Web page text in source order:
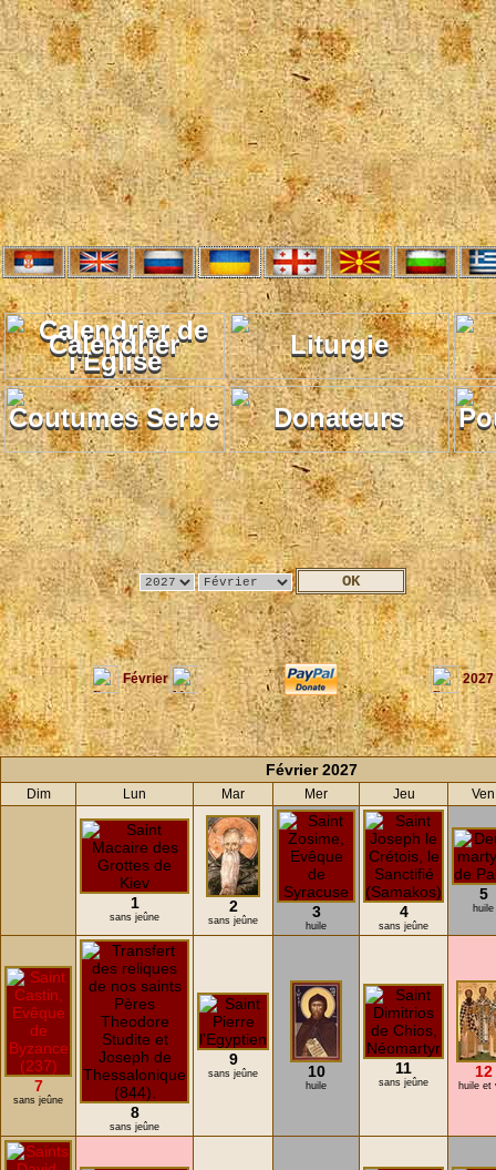
Calendrier Liturgie
Coutumes Serbe Donateurs
Février 2027
Février 2027
Dim Lun Mar Mer Jeu Ven
1
sans jeûne
2
sans jeûne 3
huile
4
sans jeûne
5
huile
7
sans jeûne
8
sans jeûne
9
sans jeûne 10
huile
11
sans jeûne
12
huile et